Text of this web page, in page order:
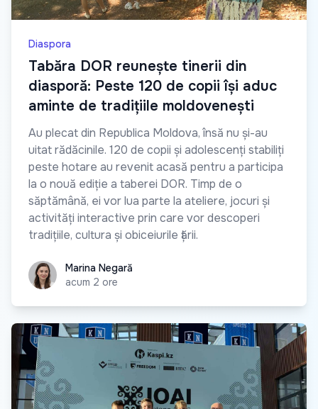
Diaspora
Tabăra DOR reunește tinerii din
diasporă: Peste 120 de copii își aduc
aminte de tradițiile moldovenești
Au plecat din Republica Moldova, însă nu și-au
uitat rădăcinile. 120 de copii și adolescenți stabiliți
peste hotare au revenit acasă pentru a participa
la o nouă ediție a taberei DOR. Timp de o
săptămână, ei vor lua parte la ateliere, jocuri și
activități interactive prin care vor descoperi
tradițiile, cultura și obiceiurile țării.
Marina Negară
Marina Negară
acum 2 ore